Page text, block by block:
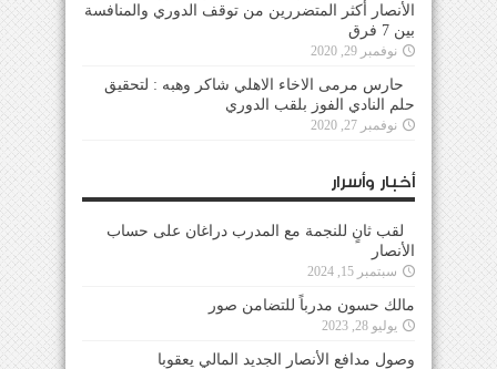
الأنصار أكثر المتضررين من توقف الدوري والمنافسة
بين 7 فرق
نوفمبر 29, 2020
حارس مرمى الاخاء الاهلي شاكر وهبه : لتحقيق
حلم النادي الفوز بلقب الدوري
نوفمبر 27, 2020
أخبار وأسرار
لقب ثانٍ للنجمة مع المدرب دراغان على حساب
الأنصار
سبتمبر 15, 2024
مالك حسون مدرباً للتضامن صور
يوليو 28, 2023
وصول مدافع الأنصار الجديد المالي يعقوبا